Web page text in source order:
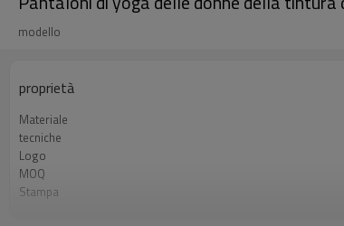
modello
proprietà
Materiale
tecniche
Logo
MOQ
Stampa